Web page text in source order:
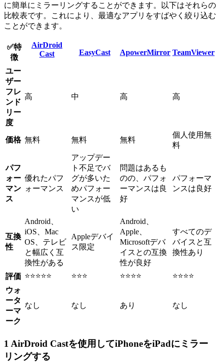
に簡単にミラーリングすることができます。以下はそれらの
比較表です。これにより、最適なアプリをすばやく絞り込む
ことができます。
✅特
徴
AirDroid
Cast
EasyCast ApowerMirror TeamViewer
ユー
ザー
フレ
ンド
リー
度
高 中 高 高
価格 無料 無料 無料
個人使用無
料
パフ
ォー
マン
ス
優れたパフ
ォーマンス
アップデー
ト不足でバ
グが多いた
めパフォー
マンスが低
い
問題はあるも
のの、パフォ
ーマンスは良
好
パフォーマ
ンスは良好
互換
性
Android、
iOS、Mac
OS、テレビ
と幅広く互
換性がある
Appleデバイ
ス限定
Android、
Apple、
Microsoftデバ
イスとの互換
性が良好
すべてのデ
バイスと互
換性あり
評価 ⭐⭐⭐⭐⭐ ⭐⭐⭐ ⭐⭐⭐⭐
⭐⭐⭐⭐
ウォ
ータ
ーマ
ーク
なし なし あり なし
1 AirDroid Castを使用してiPhoneをiPadにミラー
リングする